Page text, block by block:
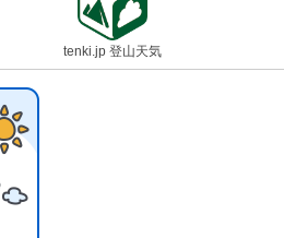
tenki.jp 登山天気